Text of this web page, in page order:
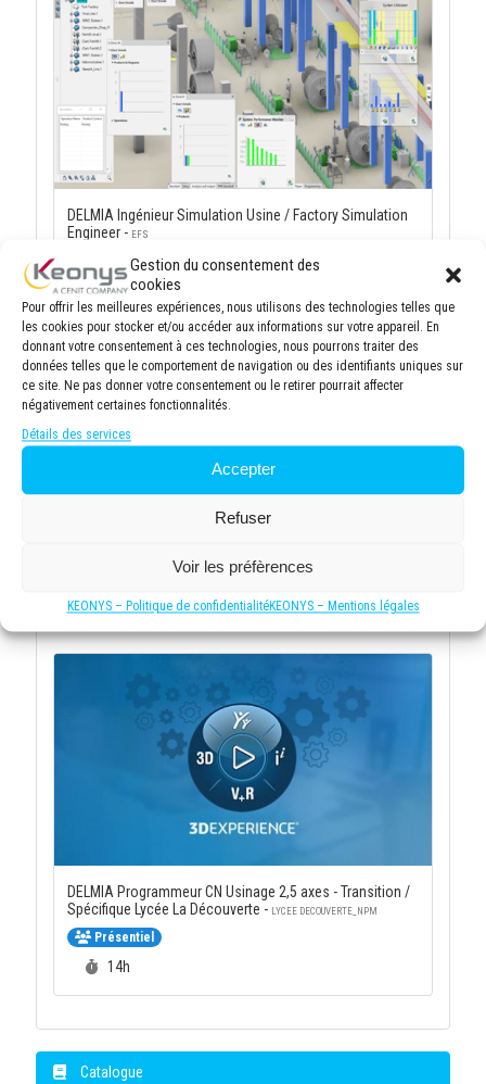
Gestion du consentement des
cookies
Pour offrir les meilleures expériences, nous utilisons des technologies telles que
les cookies pour stocker et/ou accéder aux informations sur votre appareil. En
donnant votre consentement à ces technologies, nous pourrons traiter des
données telles que le comportement de navigation ou des identifiants uniques sur
ce site. Ne pas donner votre consentement ou le retirer pourrait affecter
négativement certaines fonctionnalités.
Détails des services
Accepter
Refuser
Voir les préfèrences
KEONYS – Politique de confidentialitéKEONYS – Mentions légales
DELMIA Ingénieur Simulation Usine / Factory Simulation
Engineer - EFS
Durée :
21h
Durée :
35h
DELMIA Programmeur CN Usinage 2,5 axes - Transition /
Spécifique Lycée La Découverte - LYCEE DECOUVERTE_NPM
Présentiel
Durée :
14h
Catalogue